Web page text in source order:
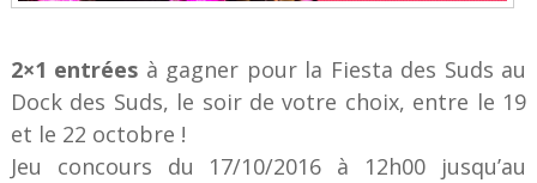
2×1 entrées à gagner pour la Fiesta des Suds au
Dock des Suds, le soir de votre choix, entre le 19
et le 22 octobre !
Jeu concours du 17/10/2016 à 12h00 jusqu’au